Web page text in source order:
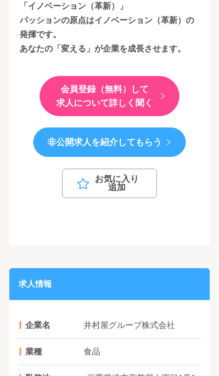
「イノベーション（革新）」
パッションの原点はイノベーション（革新）の
発揮です。
あなたの「変える」が企業を成長させます。
会員登録（無料）して
求人について詳しく聞く
非公開求人を紹介してもらう
お気に入り
追加
求人情報
企業名 井村屋グループ株式会社
業種 食品